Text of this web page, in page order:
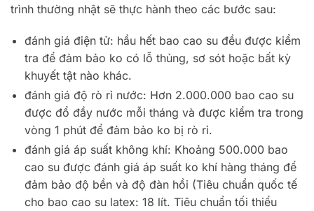
trình thường nhật sẽ thực hành theo các bước sau:
đánh giá điện tử: hầu hết bao cao su đều được kiểm
tra để đảm bảo ko có lỗ thủng, sơ sót hoặc bất kỳ
khuyết tật nào khác.
đánh giá độ rò rỉ nước: Hơn 2.000.000 bao cao su
được đổ đầy nước mỗi tháng và được kiểm tra trong
vòng 1 phút để đảm bảo ko bị rò rỉ.
đánh giá áp suất không khí: Khoảng 500.000 bao
cao su được đánh giá áp suất ko khí hàng tháng để
đảm bảo độ bền và độ đàn hồi (Tiêu chuẩn quốc tế
cho bao cao su latex: 18 lít. Tiêu chuẩn tối thiểu